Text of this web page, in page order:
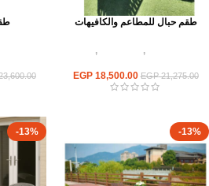
طقم حبال للمطاعم والكافيهات
أثاث اوت دور, أطقم راتان,
EGP21,275.00
EGP18,500.00
أثاث
-13%
-13%